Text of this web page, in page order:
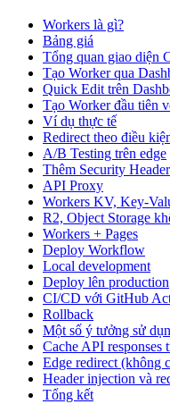
Workers là gì?
Bảng giá
Tổng quan giao diện
Tạo Worker qua
Quick Edit trên
Tạo Worker đầu tiên
Ví dụ thực tế
Redirect theo điều
A/B Testing trên edge
Thêm Security
API Proxy
Workers KV, Key-
R2, Object Storage
Workers + Pages
Deploy Workflow
Local development
Deploy lên production
CI/CD với GitHub
Rollback
Một số ý tưởng sử
Cache API responses
Edge redirect (không
Header injection và
Tổng kết